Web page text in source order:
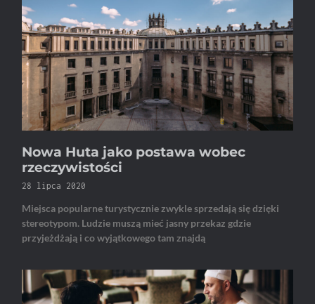
Nowa Huta jako postawa wobec
rzeczywistości
28 lipca 2020
Miejsca popularne turystycznie zwykle sprzedają się dzięki
stereotypom. Ludzie muszą mieć jasny przekaz gdzie
przyjeżdżają i co wyjątkowego tam znajdą